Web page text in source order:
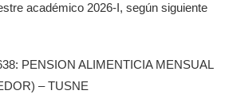
académico 2026-I, según siguiente
PENSION ALIMENTICIA MENSUAL
– TUSNE